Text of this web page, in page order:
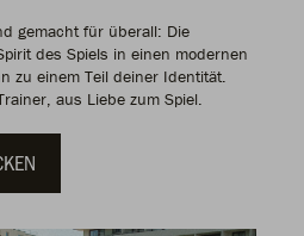
gemacht für überall: Die
des Spiels in einen modernen
zu einem Teil deiner Identität.
aus Liebe zum Spiel.